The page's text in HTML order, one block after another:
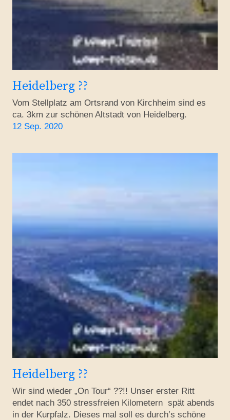
Heidelberg ??
Vom Stellplatz am Ortsrand von Kirchheim sind es
ca. 3km zur schönen Altstadt von Heidelberg.
12 Sep. 2020
Heidelberg ??
Wir sind wieder „On Tour“ ??!! Unser erster Ritt
endet nach 350 stressfreien Kilometern spät abends
in der Kurpfalz. Dieses mal soll es durch’s schöne